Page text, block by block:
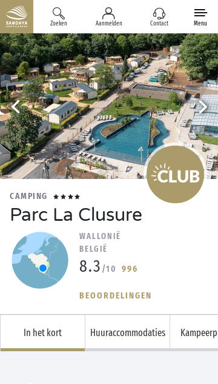
Zoeken Aanmelden Contact Menu
CAMPING
Parc La Clusure
WALLONIË
BELGIË
8.3 /10 996
BEOORDELINGEN
In het kort Huuraccommodaties